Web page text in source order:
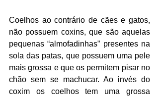
Coelhos ao contrário de cães e gatos,
não possuem coxins, que são aquelas
pequenas “almofadinhas” presentes na
sola das patas, que possuem uma pele
mais grossa e que os permitem pisar no
chão sem se machucar. Ao invés do
coxim os coelhos tem uma grossa